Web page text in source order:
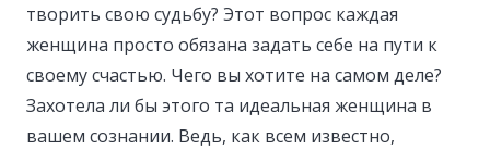
творить свою судьбу? Этот вопрос каждая
женщина просто обязана задать себе на пути к
своему счастью. Чего вы хотите на самом деле?
Захотела ли бы этого та идеальная женщина в
вашем сознании. Ведь, как всем известно,